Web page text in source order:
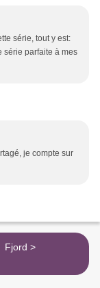
série, tout y est:
série parfaite à mes
je compte sur
Fjord >